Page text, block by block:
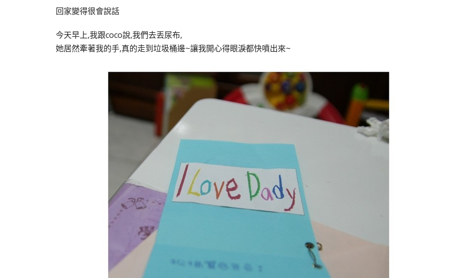
回家變得很會說話
今天早上,我跟coco說,我們去丟尿布,
她居然牽著我的手,真的走到垃圾桶邊~讓我開心得眼淚都快噴出來~